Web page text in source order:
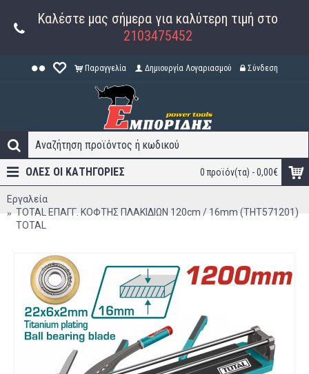
Καλέστε μας σήμερα για καλύτερη τιμή στο
2103475452
Παραγγελία Δημιουργία Λογαριασμού Σύνδεση
0 προϊόν(τα) - 0,00€
ΟΛΕΣ ΟΙ ΚΑΤΗΓΟΡΊΕΣ
Εργαλεία
TOTAL ΕΠΑΓΓ. ΚΟΦΤΗΣ ΠΛΑΚΙΔΙΩΝ 120cm / 16mm (THT571201)
TOTAL